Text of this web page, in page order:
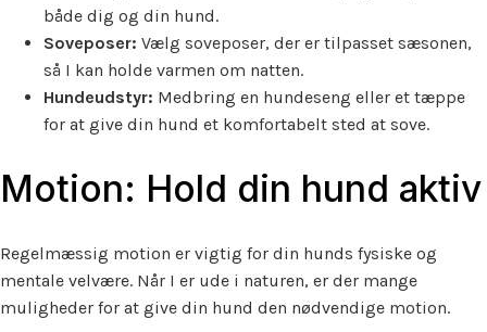
både dig og din hund.
Soveposer: Vælg soveposer, der er tilpasset sæsonen,
så I kan holde varmen om natten.
Hundeudstyr: Medbring en hundeseng eller et tæppe
for at give din hund et komfortabelt sted at sove.
Motion: Hold din hund aktiv
Regelmæssig motion er vigtig for din hunds fysiske og
mentale velvære. Når I er ude i naturen, er der mange
muligheder for at give din hund den nødvendige motion.